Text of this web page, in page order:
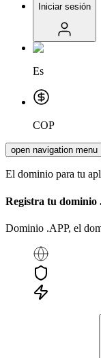
Iniciar sesión
Es
COP
open navigation menu
El dominio para tu
Registra tu dominio
Dominio .APP, el